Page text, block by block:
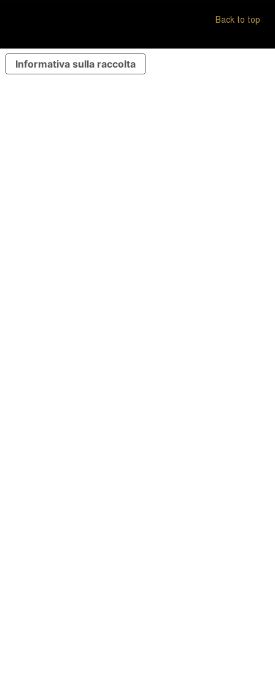
Back to top
Informativa sulla raccolta